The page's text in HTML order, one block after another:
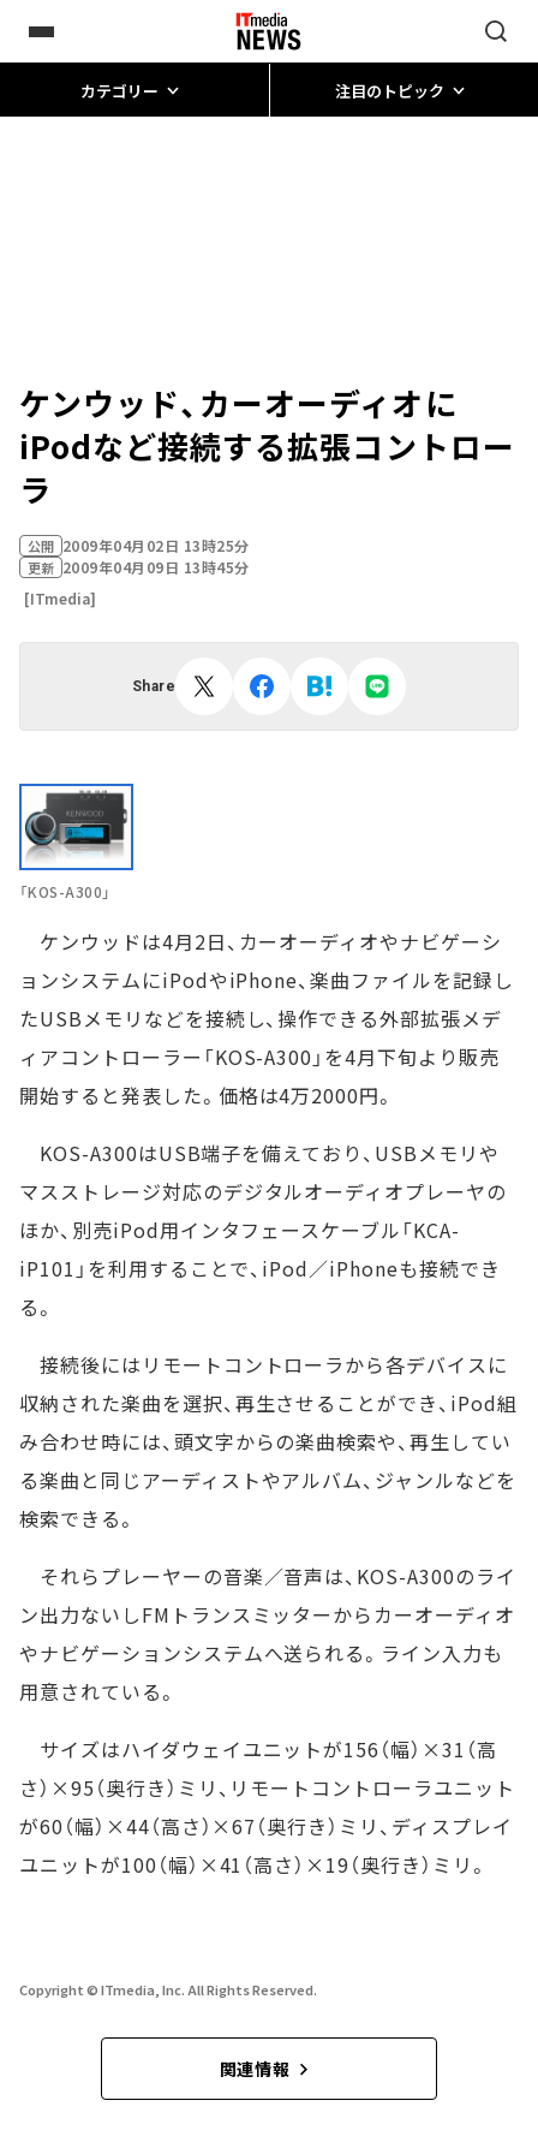
カテゴリー 注目のトピック
ケンウッド、カーオーディオに
iPodなど接続する拡張コントロー
ラ
公開 2009年04月02日 13時25分
更新 2009年04月09日 13時45分
[ITmedia]
Share
「KOS-A300」
ケンウッドは4月2日、カーオーディオやナビゲーシ
ョンシステムにiPodやiPhone、楽曲ファイルを記録し
たUSBメモリなどを接続し、操作できる外部拡張メデ
ィアコントローラー「KOS-A300」を4月下旬より販売
開始すると発表した。価格は4万2000円。
KOS-A300はUSB端子を備えており、USBメモリや
マスストレージ対応のデジタルオーディオプレーヤの
ほか、別売iPod用インタフェースケーブル「KCA-
iP101」を利用することで、iPod／iPhoneも接続でき
る。
接続後にはリモートコントローラから各デバイスに
収納された楽曲を選択、再生させることができ、iPod組
み合わせ時には、頭文字からの楽曲検索や、再生してい
る楽曲と同じアーディストやアルバム、ジャンルなどを
検索できる。
それらプレーヤーの音楽／音声は、KOS-A300のライ
ン出力ないしFMトランスミッターからカーオーディオ
やナビゲーションシステムへ送られる。ライン入力も
用意されている。
サイズはハイダウェイユニットが156（幅）×31（高
さ）×95（奥行き）ミリ、リモートコントローラユニット
が60（幅）×44（高さ）×67（奥行き）ミリ、ディスプレイ
ユニットが100（幅）×41（高さ）×19（奥行き）ミリ。
Copyright © ITmedia, Inc. All Rights Reserved.
関連情報